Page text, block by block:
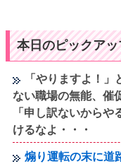
本日のピックア
「やりますよ！
ない職場の無能、催
「申し訳ないから
けるなよ・・・
煽り運転の末に道